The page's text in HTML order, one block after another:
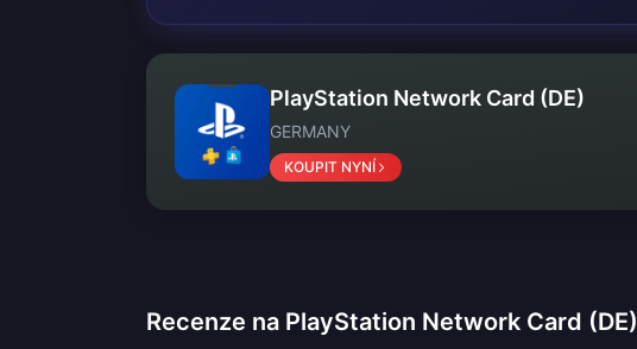
PlayStation Network Card (DE)
GERMANY
KOUPIT NYNÍ
Recenze na PlayStation Network Card (DE)